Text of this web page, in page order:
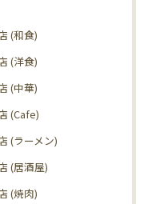
(和食)
(洋食)
(中華)
(Cafe)
(ラーメン)
(居酒屋)
(焼肉)